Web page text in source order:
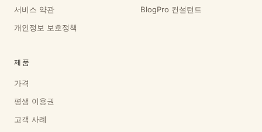
서비스 약관
개인정보 보호정책
제품
가격
평생 이용권
고객 사례
BlogPro 컨설턴트